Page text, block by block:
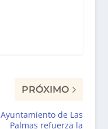
PRÓXIMO
de Las
Palmas refuerza la